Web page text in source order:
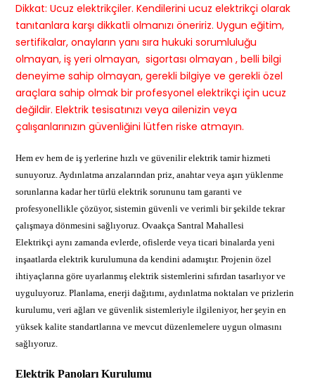
Dikkat: Ucuz elektrikçiler. Kendilerini ucuz elektrikçi olarak
tanıtanlara karşı dikkatli olmanızı öneririz. Uygun eğitim,
sertifikalar, onayların yanı sıra hukuki sorumluluğu
olmayan, iş yeri olmayan, sigortası olmayan , belli bilgi
deneyime sahip olmayan, gerekli bilgiye ve gerekli özel
araçlara sahip olmak bir profesyonel elektrikçi için ucuz
değildir. Elektrik tesisatınızı veya ailenizin veya
çalışanlarınızın güvenliğini lütfen riske atmayın.
Hem ev hem de iş yerlerine hızlı ve güvenilir elektrik tamir hizmeti
sunuyoruz. Aydınlatma arızalarından priz, anahtar veya aşırı yüklenme
sorunlarına kadar her türlü elektrik sorununu tam garanti ve
profesyonellikle çözüyor, sistemin güvenli ve verimli bir şekilde tekrar
çalışmaya dönmesini sağlıyoruz. Ovaakça Santral Mahallesi
Elektrikçi aynı zamanda evlerde, ofislerde veya ticari binalarda yeni
inşaatlarda elektrik kurulumuna da kendini adamıştır. Projenin özel
ihtiyaçlarına göre uyarlanmış elektrik sistemlerini sıfırdan tasarlıyor ve
uyguluyoruz. Planlama, enerji dağıtımı, aydınlatma noktaları ve prizlerin
kurulumu, veri ağları ve güvenlik sistemleriyle ilgileniyor, her şeyin en
yüksek kalite standartlarına ve mevcut düzenlemelere uygun olmasını
sağlıyoruz.
Elektrik Panoları Kurulumu